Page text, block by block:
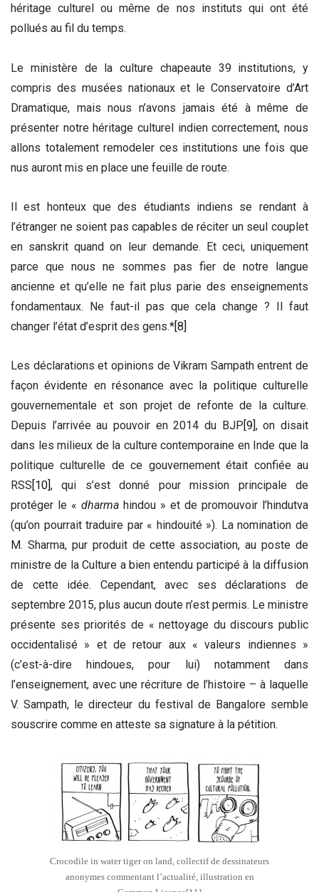
héritage culturel ou même de nos instituts qui ont été
pollués au fil du temps.
Le ministère de la culture chapeaute 39 institutions, y
compris des musées nationaux et le Conservatoire d’Art
Dramatique, mais nous n’avons jamais été à même de
présenter notre héritage culturel indien correctement, nous
allons totalement remodeler ces institutions une fois que
nus auront mis en place une feuille de route.
Il est honteux que des étudiants indiens se rendant à
l’étranger ne soient pas capables de réciter un seul couplet
en sanskrit quand on leur demande. Et ceci, uniquement
parce que nous ne sommes pas fier de notre langue
ancienne et qu’elle ne fait plus parie des enseignements
fondamentaux. Ne faut-il pas que cela change ? Il faut
changer l’état d’esprit des gens.*[8]
Les déclarations et opinions de Vikram Sampath entrent de
façon évidente en résonance avec la politique culturelle
gouvernementale et son projet de refonte de la culture.
Depuis l’arrivée au pouvoir en 2014 du BJP[9], on disait
dans les milieux de la culture contemporaine en Inde que la
politique culturelle de ce gouvernement était confiée au
RSS[10], qui s’est donné pour mission principale de
protéger le « dharma hindou » et de promouvoir l’hindutva
(qu’on pourrait traduire par « hindouité »). La nomination de
M. Sharma, pur produit de cette association, au poste de
ministre de la Culture a bien entendu participé à la diffusion
de cette idée. Cependant, avec ses déclarations de
septembre 2015, plus aucun doute n’est permis. Le ministre
présente ses priorités de « nettoyage du discours public
occidentalisé » et de retour aux « valeurs indiennes »
(c’est-à-dire hindoues, pour lui) notamment dans
l’enseignement, avec une récriture de l’histoire – à laquelle
V. Sampath, le directeur du festival de Bangalore semble
souscrire comme en atteste sa signature à la pétition.
Crocodile in water tiger on land, collectif de dessinateurs
anonymes commentant l’actualité, illustration en